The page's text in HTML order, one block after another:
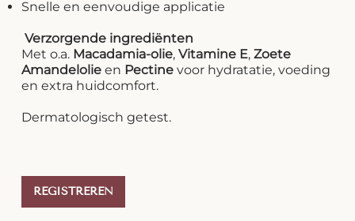
Snelle en eenvoudige applicatie
Verzorgende ingrediënten
Met o.a. Macadamia-olie,Vitamine E,Zoete
Amandelolie en Pectine voor hydratatie, voeding
en extra huidcomfort.
Dermatologisch getest.
REGISTREREN